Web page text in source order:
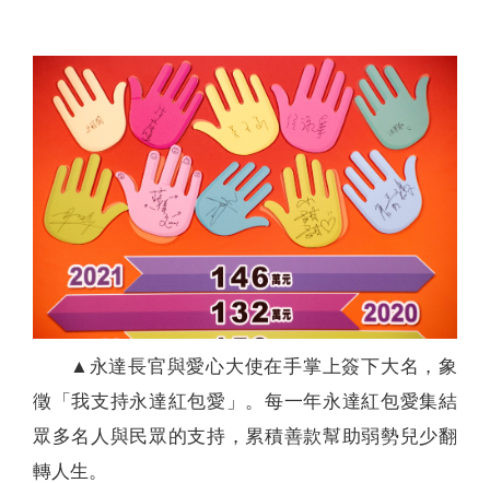
▲永達長官與愛心大使在手掌上簽下大名，象
徵「我支持永達紅包愛」。每一年永達紅包愛集結
眾多名人與民眾的支持，累積善款幫助弱勢兒少翻
轉人生。